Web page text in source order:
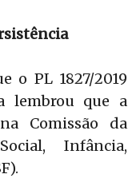
o PL 1827/2019
lembrou que a
Comissão da
Infância,